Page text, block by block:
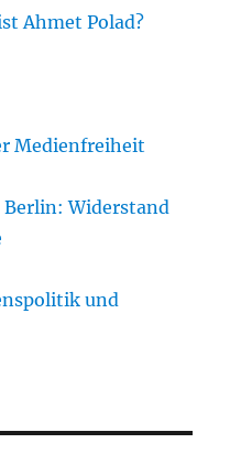
Ahmet Polad?
Medienfreiheit
Widerstand
und